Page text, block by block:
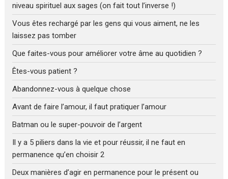
niveau spirituel aux sages (on fait tout l’inverse !)
Vous êtes rechargé par les gens qui vous aiment, ne les
laissez pas tomber
Que faites-vous pour améliorer votre âme au quotidien ?
Êtes-vous patient ?
Abandonnez-vous à quelque chose
Avant de faire l’amour, il faut pratiquer l’amour
Batman ou le super-pouvoir de l’argent
Il y a 5 piliers dans la vie et pour réussir, il ne faut en
permanence qu’en choisir 2
Deux manières d’agir en permanence pour le présent ou